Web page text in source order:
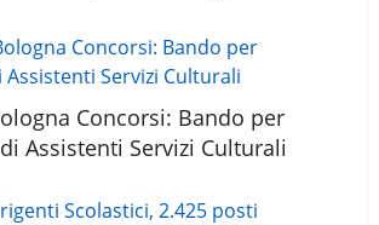
Concorsi: Bando per
Assistenti Servizi Culturali